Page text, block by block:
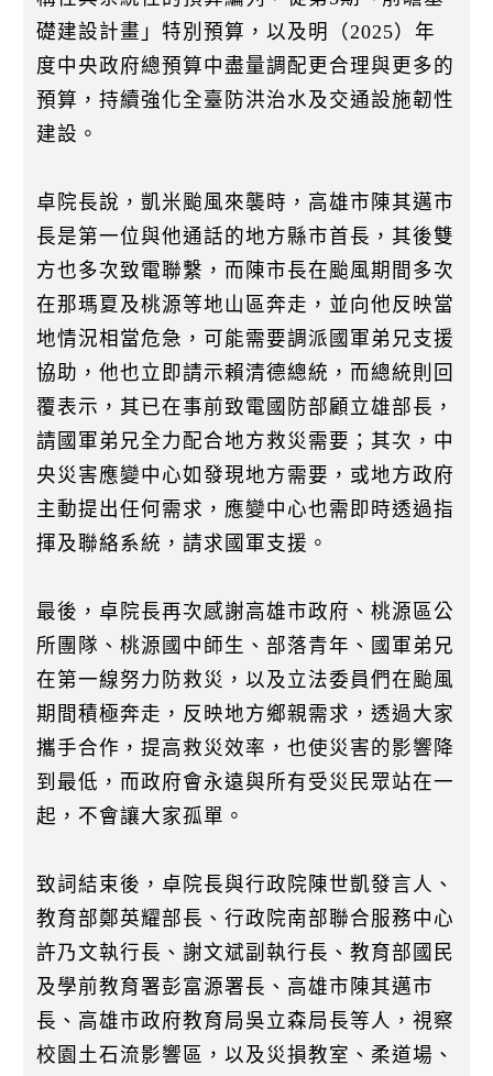
礎建設計畫」特別預算，以及明（2025）年
度中央政府總預算中盡量調配更合理與更多的
預算，持續強化全臺防洪治水及交通設施韌性
建設。
卓院長說，凱米颱風來襲時，高雄市陳其邁市
長是第一位與他通話的地方縣市首長，其後雙
方也多次致電聯繫，而陳市長在颱風期間多次
在那瑪夏及桃源等地山區奔走，並向他反映當
地情況相當危急，可能需要調派國軍弟兄支援
協助，他也立即請示賴清德總統，而總統則回
覆表示，其已在事前致電國防部顧立雄部長，
請國軍弟兄全力配合地方救災需要；其次，中
央災害應變中心如發現地方需要，或地方政府
主動提出任何需求，應變中心也需即時透過指
揮及聯絡系統，請求國軍支援。
最後，卓院長再次感謝高雄市政府、桃源區公
所團隊、桃源國中師生、部落青年、國軍弟兄
在第一線努力防救災，以及立法委員們在颱風
期間積極奔走，反映地方鄉親需求，透過大家
攜手合作，提高救災效率，也使災害的影響降
到最低，而政府會永遠與所有受災民眾站在一
起，不會讓大家孤單。
致詞結束後，卓院長與行政院陳世凱發言人、
教育部鄭英耀部長、行政院南部聯合服務中心
許乃文執行長、謝文斌副執行長、教育部國民
及學前教育署彭富源署長、高雄市陳其邁市
長、高雄市政府教育局吳立森局長等人，視察
校園土石流影響區，以及災損教室、柔道場、